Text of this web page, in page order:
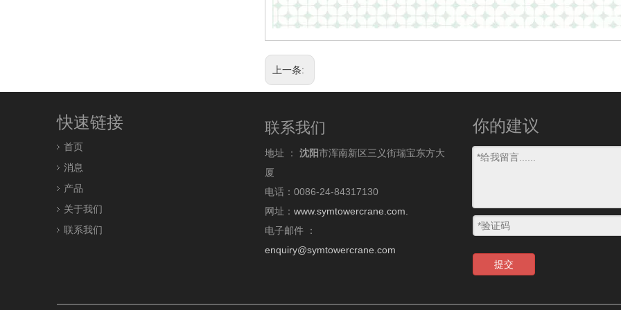
上一条:
快速链接
首页
消息
产品
关于我们
联系我们
联系我们
地址 ： 沈阳市浑南新区三义街瑞宝东方大
厦
电话：0086-24-84317130
网址： www.symtowercrane.com.
电子邮件 ：
enquiry@symtowercrane.com
你的建议
提交